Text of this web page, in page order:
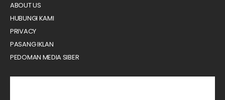
ABOUT US
HUBUNGI KAMI
PRIVACY
PASANG IKLAN
PEDOMAN MEDIA SIBER